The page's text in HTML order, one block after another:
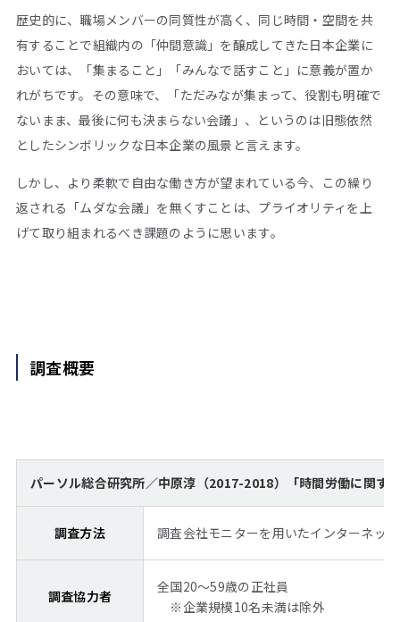
歴史的に、職場メンバーの同質性が高く、同じ時間・空間を共
有することで組織内の「仲間意識」を醸成してきた日本企業に
おいては、「集まること」「みんなで話すこと」に意義が置か
れがちです。その意味で、「ただみなが集まって、役割も明確で
ないまま、最後に何も決まらない会議」、というのは旧態依然
としたシンボリックな日本企業の風景と言えます。
しかし、より柔軟で自由な働き方が望まれている今、この繰り
返される「ムダな会議」を無くすことは、プライオリティを上
げて取り組まれるべき課題のように思います。
調査概要
パーソル総合研究所／中原淳（2017-2018）「時間労働に関す
調査方法 調査会社モニターを用いたインターネッ
調査協力者
全国20～59歳の正社員
※企業規模10名未満は除外